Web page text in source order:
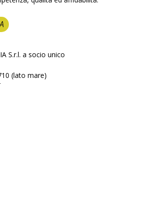
S.r.l. a socio unico
(lato mare)